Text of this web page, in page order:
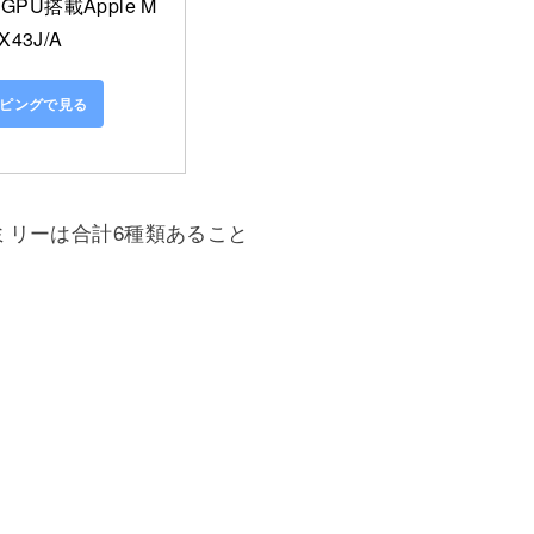
搭載Apple M
A
ングで見る
ーは合計6種類あること